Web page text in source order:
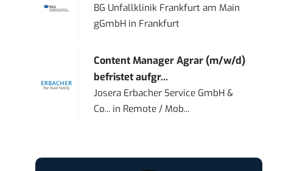
BG Unfallklinik Frankfurt am Main
gGmbH in Frankfurt
Content Manager Agrar (m/w/d)
befristet aufgr...
Josera Erbacher Service GmbH &
Co... in Remote / Mob...